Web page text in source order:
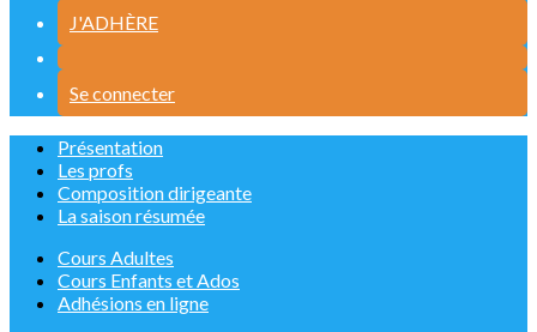
J'ADHÈRE
Se connecter
Présentation
Les profs
Composition dirigeante
La saison résumée
Cours Adultes
Cours Enfants et Ados
Adhésions en ligne